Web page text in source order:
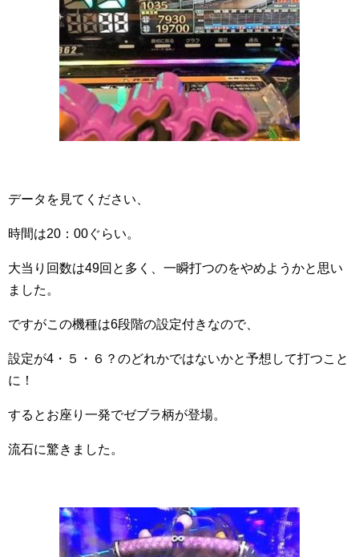
データを見てください、
時間は20：00ぐらい。
大当り回数は49回と多く、一瞬打つのをやめようかと思い
ました。
ですがこの機種は6段階の設定付きなので、
設定が4・５・６？のどれかではないかと予想して打つこと
に！
するとお座り一発でゼブラ柄が登場。
流石に驚きました。